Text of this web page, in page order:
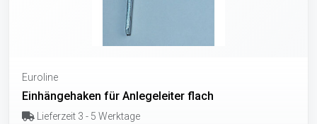
Euroline
Einhängehaken für Anlegeleiter flach
Lieferzeit 3 - 5 Werktage